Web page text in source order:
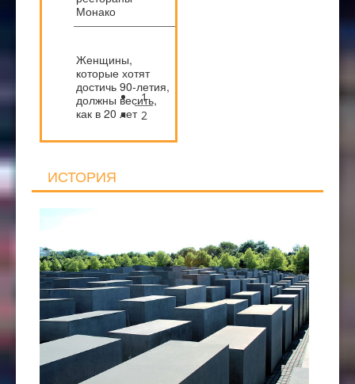
Монако
Женщины,
которые хотят
достичь 90-летия,
должны весить,
как в 20 лет
1
2
ИСТОРИЯ